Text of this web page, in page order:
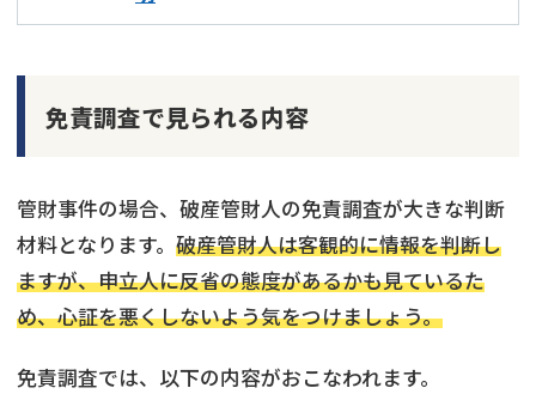
免責調査で見られる内容
管財事件の場合、破産管財人の免責調査が大きな判断
材料となります。 破産管財人は客観的に情報を判断し
ますが、申立人に反省の態度があるかも見ているた
め、心証を悪くしないよう気をつけましょう。
免責調査では、以下の内容がおこなわれます。